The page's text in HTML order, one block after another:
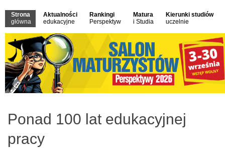
Strona
główna
Aktualności
edukacyjne
Rankingi
Perspektyw
Matura
i Studia
Kierunki studiów
uczelnie
Ponad 100 lat edukacyjnej
pracy